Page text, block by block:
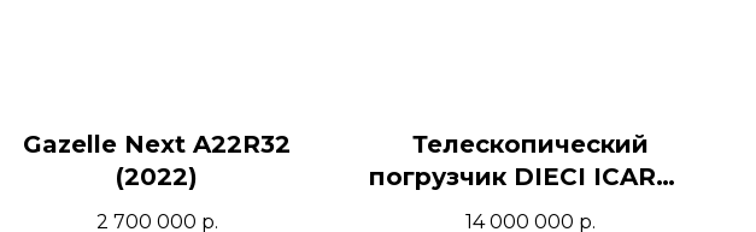
Gazelle Next A22R32
(2022)
2 700 000 р.
Телескопический
погрузчик DIECI ICARUS
40.17
14 000 000 р.